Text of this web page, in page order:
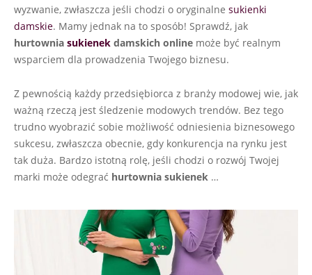
wyzwanie, zwłaszcza jeśli chodzi o oryginalne sukienki
damskie. Mamy jednak na to sposób! Sprawdź, jak
hurtownia sukienek damskich online może być realnym
wsparciem dla prowadzenia Twojego biznesu.
Z pewnością każdy przedsiębiorca z branży modowej wie, jak
ważną rzeczą jest śledzenie modowych trendów. Bez tego
trudno wyobrazić sobie możliwość odniesienia biznesowego
sukcesu, zwłaszcza obecnie, gdy konkurencja na rynku jest
tak duża. Bardzo istotną rolę, jeśli chodzi o rozwój Twojej
marki może odegrać hurtownia sukienek …